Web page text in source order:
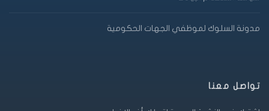
مدونة السلوك لموظفي الجهات الحكومية
تواصل معنا